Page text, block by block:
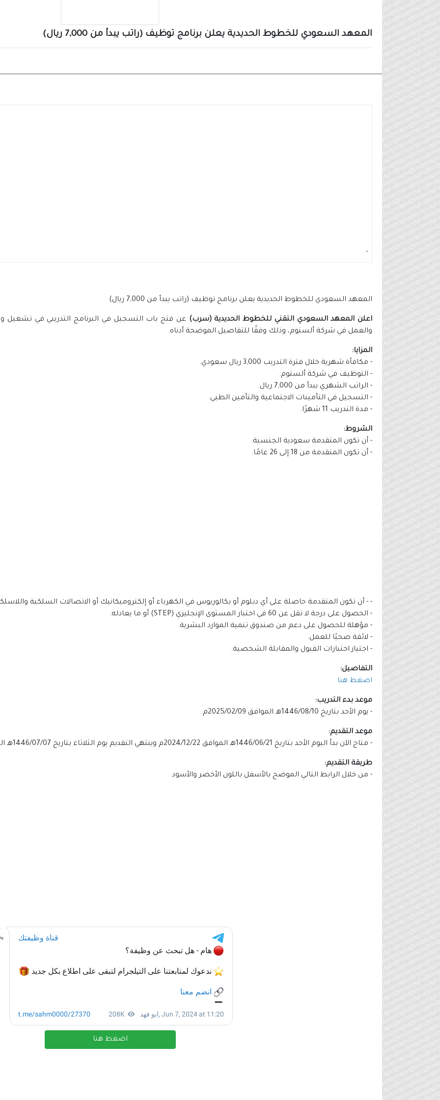
المعهد السعودي للخطوط الحديدية يعلن برنامج توظيف (راتب يبدأ من 7,000 ريال)
-
المعهد السعودي للخطوط الحديدية يعلن برنامج توظيف (راتب يبدأ من 7,000 ريال)
اعلن المعهد السعودي التقني للخطوط الحديدية (سرب) عن فتح باب التسجيل في البرنامج التدريبي في تشغيل
والعمل في شركة ألستوم، وذلك وفقًا للتفاصيل الموضحة أدناه.
المزايا:
- مكافأة شهرية خلال فترة التدريب 3,000 ريال سعودي.
- التوظيف في شركة ألستوم.
- الراتب الشهري يبدأ من 7,000 ريال.
- التسجيل في التأمينات الاجتماعية والتأمين الطبي.
- مدة التدريب 11 شهرًا.
الشروط:
- أن تكون المتقدمة سعودية الجنسية.
- أن تكون المتقدمة من 18 إلى 26 عامًا.
- - أن تكون المتقدمة حاصلة على أي دبلوم أو بكالوريوس في الكهرباء أو إلكتروميكانيك أو الاتصالات السلكية
- الحصول على درجة لا تقل عن 60 في اختبار المستوى الإنجليزي (STEP) أو ما يعادله.
- مؤهلة للحصول على دعم من صندوق تنمية الموارد البشرية.
- لائقة صحيًا للعمل.
- اجتياز اختبارات القبول والمقابلة الشخصية.
التفاصيل:
اضغط هنا
موعد بدء التدريب:
- يوم الأحد بتاريخ 1446/08/10هـ الموافق 2025/02/09م.
موعد التقديم:
- متاح الآن بدأ اليوم الأحد بتاريخ 1446/06/21هـ الموافق 2024/12/22م وينتهي التقديم يوم الثلاثاء بتاريخ 1446/07/07هـ الموافق 2025/01/07م.
طريقة التقديم:
- من خلال الرابط التالي الموضح بالأسفل باللون الأخضر والأسود
اضغط هنا